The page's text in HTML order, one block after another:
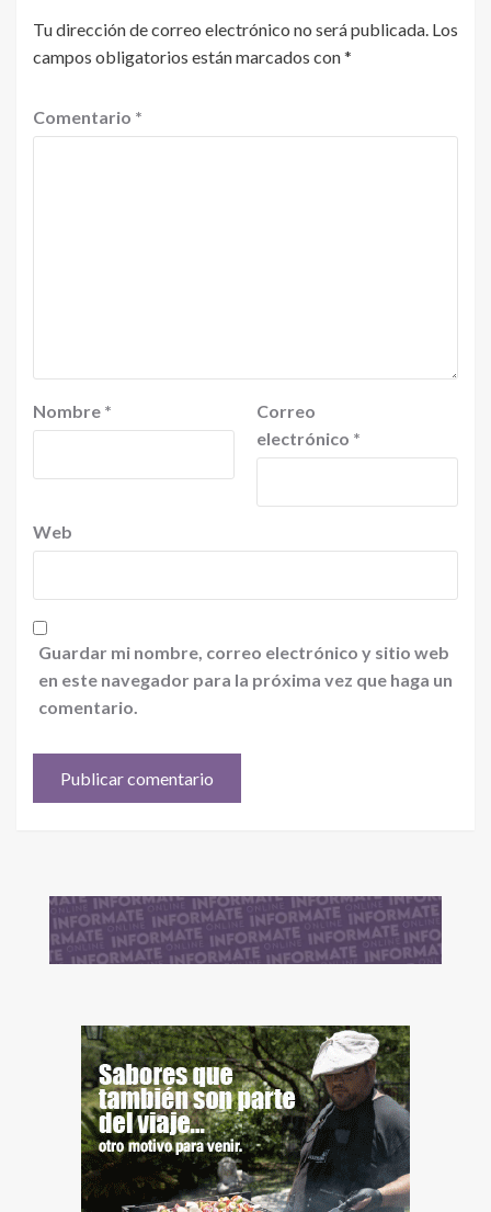
Tu dirección de correo electrónico no será publicada. Los
campos obligatorios están marcados con*
Comentario *
Nombre *
Correo
electrónico *
Web
Guardar mi nombre, correo electrónico y sitio web
en este navegador para la próxima vez que haga un
comentario.